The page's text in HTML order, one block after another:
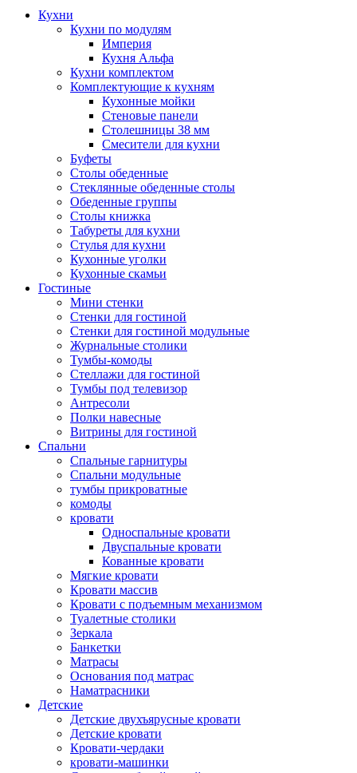
Кухни
Кухни по модулям
Империя
Кухня Альфа
Кухни комплектом
Комплектующие к кухням
Кухонные мойки
Стеновые панели
Столешницы 38 мм
Смесители для кухни
Буфеты
Столы обеденные
Стеклянные обеденные столы
Обеденные группы
Столы книжка
Табуреты для кухни
Стулья для кухни
Кухонные уголки
Кухонные скамьи
Гостиные
Мини стенки
Стенки для гостиной
Стенки для гостиной модульные
Журнальные столики
Тумбы-комоды
Стеллажи для гостиной
Тумбы под телевизор
Антресоли
Полки навесные
Витрины для гостиной
Спальни
Спальные гарнитуры
Спальни модульные
тумбы прикроватные
комоды
кровати
Односпальные кровати
Двуспальные кровати
Кованные кровати
Мягкие кровати
Кровати массив
Кровати с подъемным механизмом
Туалетные столики
Зеркала
Банкетки
Матрасы
Основания под матрас
Наматрасники
Детские
Детские двухъярусные кровати
Детские кровати
Кровати-чердаки
кровати-машинки